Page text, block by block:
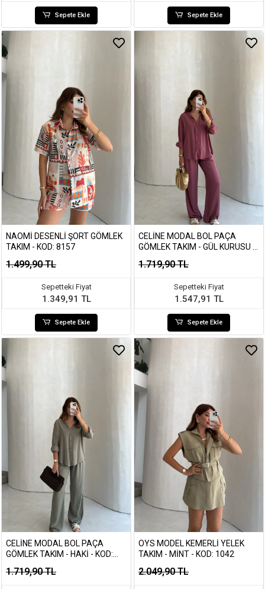
Sepete Ekle Sepete Ekle
NAOMI DESENLI ŞORT GÖMLEK
TAKIM - KOD: 8157
1.499,90 TL
Sepetteki Fiyat
1.349,91 TL
Sepete Ekle
CELINE MODAL BOL PAÇA
GÖMLEK TAKIM - GÜL KURUSU -
1.719,90 TL
Sepetteki Fiyat
1.547,91 TL
Sepete Ekle
CELINE MODAL BOL PAÇA
GÖMLEK TAKIM - HAKI - KOD:
1.719,90 TL
OYS MODEL KEMERLI YELEK
TAKIM - MINT - KOD: 1042
2.049,90 TL